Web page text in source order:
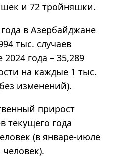
и 72 тройняшки.
в Азербайджане
тыс. случаев
года – 35,289
на каждые 1 тыс.
изменений).
прирост
текущего года
(в январе-июле
человек).